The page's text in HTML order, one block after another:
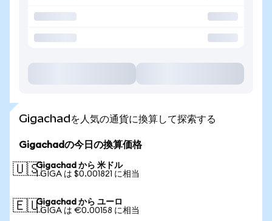
Gigachadを人気の通貨に換算して探索する
Gigachadの今日の換算価格
🇺🇸Gigachad から 米ドル
1 GIGA は $0.001821 に相当
🇪🇺Gigachad から ユーロ
1 GIGA は €0.00158 に相当